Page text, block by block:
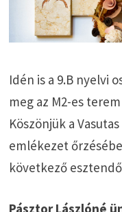
Idén is a 9.B nyelvi
meg az M2-es
Köszönjük a
emlékezet
következő
Pásztor Lászlóné